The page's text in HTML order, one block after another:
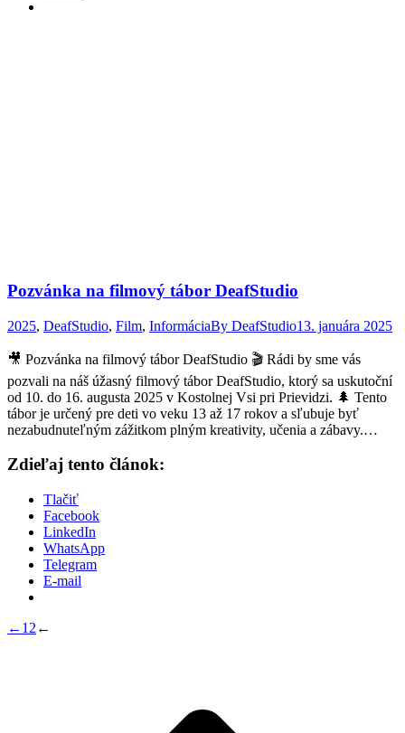
Pozvánka na filmový tábor DeafStudio
2025, DeafStudio, Film, InformáciaBy DeafStudio13. januára 2025
🎥 Pozvánka na filmový tábor DeafStudio 🎬 Rádi by sme vás
pozvali na náš úžasný filmový tábor DeafStudio, ktorý sa uskutoční
od 10. do 16. augusta 2025 v Kostolnej Vsi pri Prievidzi. 🌲 Tento
tábor je určený pre deti vo veku 13 až 17 rokov a sľubuje byť
nezabudnuteľným zážitkom plným kreativity, učenia a zábavy.…
Zdieľaj tento článok:
Tlačiť
Facebook
LinkedIn
WhatsApp
Telegram
E-mail
← 1 2 ←